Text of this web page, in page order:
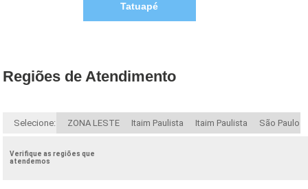
Tatuapé
Regiões de Atendimento
Selecione: ZONA LESTE Itaim Paulista Itaim Paulista São Paulo
Verifique as regiões que
atendemos